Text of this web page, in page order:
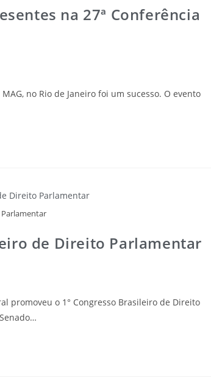
na 27ª Conferência
no Rio de Janeiro foi um sucesso. O evento
Parlamentar
de Direito Parlamentar
promoveu o 1° Congresso Brasileiro de Direito